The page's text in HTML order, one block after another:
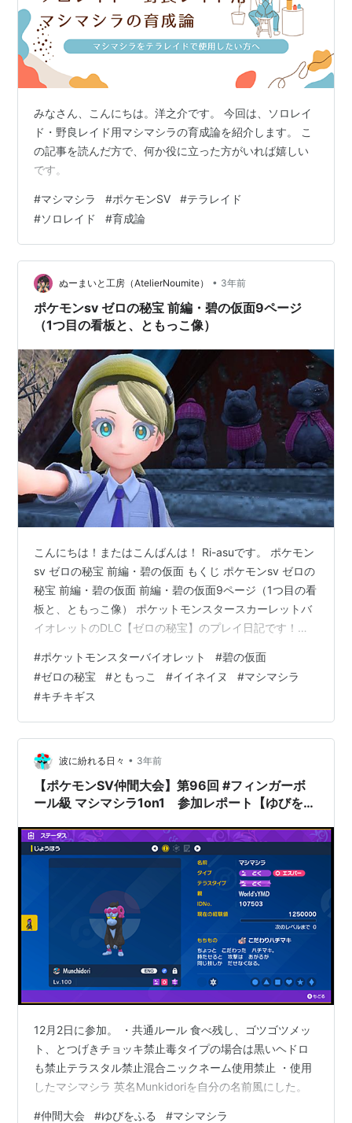
みなさん、こんにちは。洋之介です。 今回は、ソロレイ
ド・野良レイド用マシマシラの育成論を紹介します。 こ
の記事を読んだ方で、何か役に立った方がいれば嬉しい
です。
#マシマシラ #ポケモンSV #テラレイド
#ソロレイド #育成論
ぬーまいと工房（AtelierNoumite） • 3年前
ポケモンsv ゼロの秘宝 前編・碧の仮面9ページ
（1つ目の看板と、ともっこ像）
こんにちは！またはこんばんは！ Ri-asuです。 ポケモン
sv ゼロの秘宝 前編・碧の仮面 もくじ ポケモンsv ゼロの
秘宝 前編・碧の仮面 前編・碧の仮面9ページ（1つ目の看
板と、ともっこ像） ポケットモンスタースカーレットバ
イオレットのDLC【ゼロの秘宝】のプレイ日記です！
願いしますねm(__)m よかったら前の記事もどうぞ！
ateliernoumite.hatenablog.com 前編・碧の仮面9ページ
（1つ目の看板と、ともっこ像） 前回は、怖いお兄さんや
怖いお姉さんに絡まれに行きました・・・(;^ω^)あ、話し
かけると勝…
#ポケットモンスターバイオレット #碧の仮面
#ゼロの秘宝 #ともっこ #イイネイヌ #マシマシラ
#キチキギス
波に紛れる日々 • 3年前
【ポケモンSV仲間大会】第96回 #フィンガーボ
ール級 マシマシラ1on1 参加レポート【ゆびをふ
12月2日に参加。 ・共通ルール 食べ残し、ゴツゴツメッ
ト、とつげきチョッキ禁止毒タイプの場合は黒いヘドロ
も禁止テラスタル禁止混合ニックネーム使用禁止 ・使用
したマシマシラ 英名Munkidoriを自分の名前風にした。
#仲間大会 #ゆびをふる #マシマシラ